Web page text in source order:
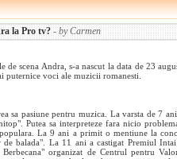
la Pro tv? - by Carmen
scena Andra, s-a nascut la data de 23
puternice voci ale muzicii romanesti.
sa pasiune pentru muzica. La varsta de 7
Putea sa interpreteze fara nicio
La 9 ani a primit o mentiune la
balada". La 11 ani a castigat Premiul
organizat de Centrul pentru